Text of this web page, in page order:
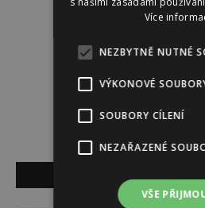
Jana
SOUVISEJÍCÍ
Více
NEZBYTNĚ NUTNÉ
VÝKONOVÉ
SOUBORY CÍLENÍ
NEZAŘAZENÉ
VŠE